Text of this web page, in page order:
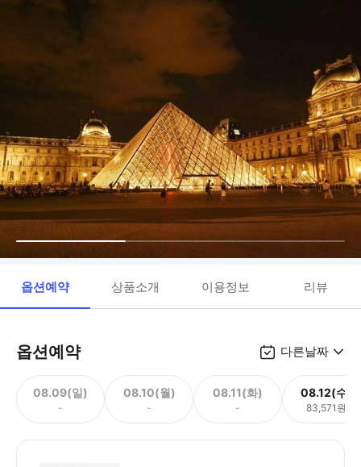
옵션예약 상품소개 이용정보 리뷰
옵션예약 다른날짜
08.09(일)
-
08.10(월)
-
08.11(화)
-
08.12(수)
83,571원